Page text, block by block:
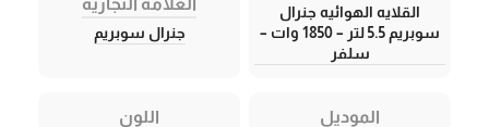
القلايه الهوائيه جنرال
سوبريم 5.5 لتر – 1850 وات –
سلفر
العلامة التجارية
جنرال سوبريم
الموديل اللون